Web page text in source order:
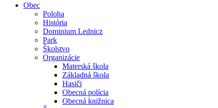
Obec
Poloha
História
Dominium Lednicz
Park
Školstvo
Organizácie
Materská škola
Základná škola
Hasiči
Obecná polícia
Obecná knižnica